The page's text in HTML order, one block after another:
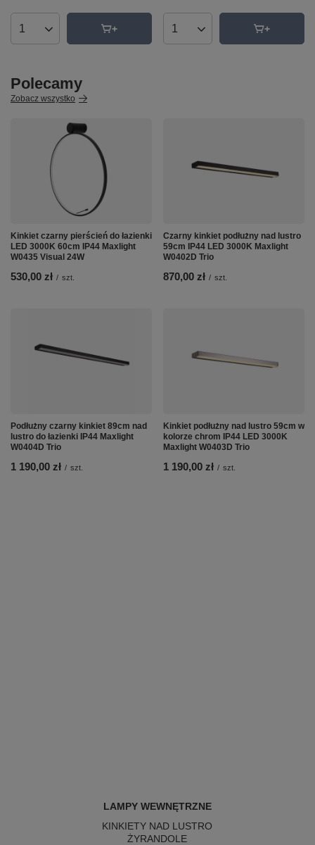
Ilość produktów Ilość produktów
Polecamy
Zobacz wszystko
Kinkiet czarny pierścień do łazienki
LED 3000K 60cm IP44 Maxlight
W0435 Visual 24W
530,00 zł / szt.
Czarny kinkiet podłużny nad lustro
59cm IP44 LED 3000K Maxlight
W0402D Trio
870,00 zł / szt.
Podłużny czarny kinkiet 89cm nad
lustro do łazienki IP44 Maxlight
W0404D Trio
1 190,00 zł / szt.
Kinkiet podłużny nad lustro 59cm w
kolorze chrom IP44 LED 3000K
Maxlight W0403D Trio
1 190,00 zł / szt.
LAMPY WEWNĘTRZNE
KINKIETY NAD LUSTRO
ŻYRANDOLE